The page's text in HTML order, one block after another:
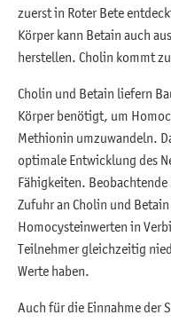
zuerst in Roter Bete
Körper kann Betain auch
herstellen. Cholin kommt
Cholin und Betain liefern
Körper benötigt, um
Methionin umzuwandeln.
optimale Entwicklung des
Fähigkeiten.
Zufuhr an Cholin und
Homocysteinwerten in
Teilnehmer gleichzeitig
Werte haben.
Auch für die Einnahme der